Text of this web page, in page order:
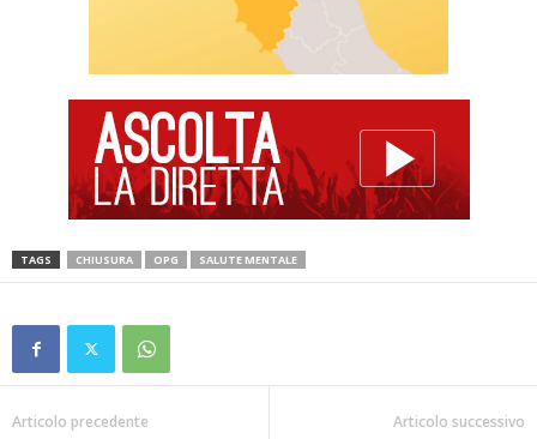
TAGS CHIUSURA OPG SALUTE MENTALE
Articolo precedente Articolo successivo